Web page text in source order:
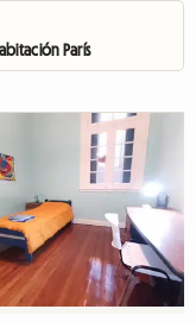
París